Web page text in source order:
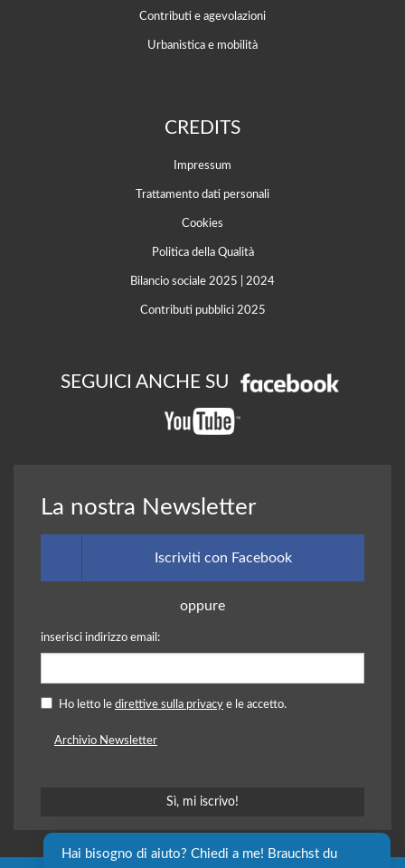
Contributi e agevolazioni
Urbanistica e mobilità
CREDITS
Impressum
Trattamento dati personali
Cookies
Politica della Qualità
Bilancio sociale 2025 2024
Contributi pubblici 2025
SEGUICI ANCHE SU
La nostra Newsletter
Iscriviti con Facebook
oppure
inserisci indirizzo email:
Ho letto le direttive sulla privacy e le accetto.
Archivio Newsletter
Hai bisogno di aiuto? Chiedi a me! Brauchst du